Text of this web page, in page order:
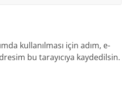
kullanılması için adım, e-
bu tarayıcıya kaydedilsin.